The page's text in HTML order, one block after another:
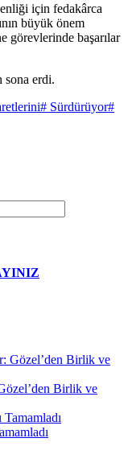
için fedakârca
büyük önem
görevlerinde başarılar
sona erdi.
# Sürdürüyor#
Birlik ve